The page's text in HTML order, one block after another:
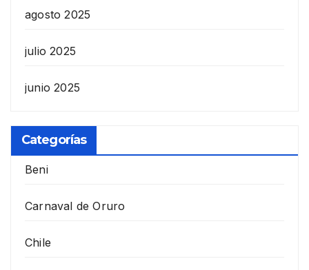
agosto 2025
julio 2025
junio 2025
Categorías
Beni
Carnaval de Oruro
Chile